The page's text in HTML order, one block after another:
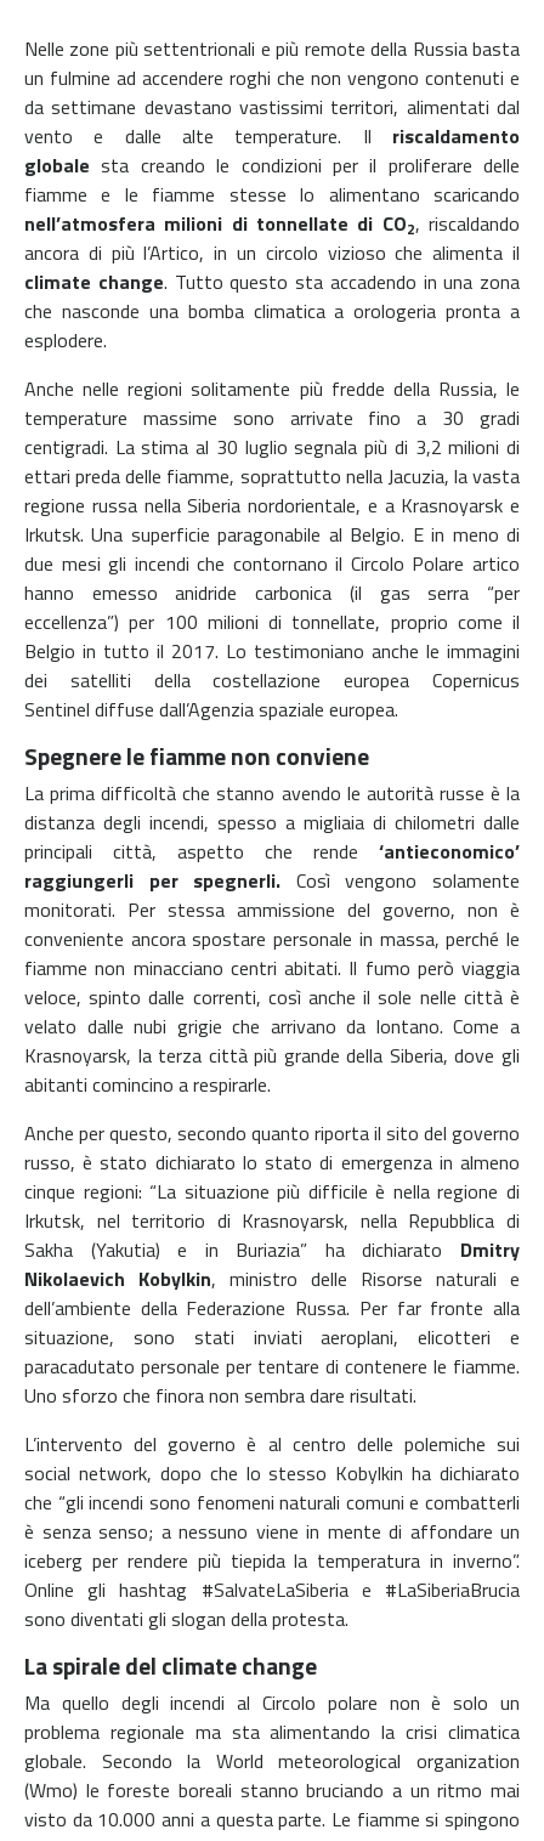
Nelle zone più settentrionali e più remote della Russia basta
un fulmine ad accendere roghi che non vengono contenuti e
da settimane devastano vastissimi territori, alimentati dal
vento e dalle alte temperature. Il riscaldamento
globale sta creando le condizioni per il proliferare delle
fiamme e le fiamme stesse lo alimentano scaricando
nell’atmosfera milioni di tonnellate di CO2, riscaldando
ancora di più l’Artico, in un circolo vizioso che alimenta il
climate change. Tutto questo sta accadendo in una zona
che nasconde una bomba climatica a orologeria pronta a
esplodere.
Anche nelle regioni solitamente più fredde della Russia, le
temperature massime sono arrivate fino a 30 gradi
centigradi. La stima al 30 luglio segnala più di 3,2 milioni di
ettari preda delle fiamme, soprattutto nella Jacuzia, la vasta
regione russa nella Siberia nordorientale, e a Krasnoyarsk e
Irkutsk. Una superficie paragonabile al Belgio. E in meno di
due mesi gli incendi che contornano il Circolo Polare artico
hanno emesso anidride carbonica (il gas serra “per
eccellenza”) per 100 milioni di tonnellate, proprio come il
Belgio in tutto il 2017. Lo testimoniano anche le immagini
dei satelliti della costellazione europea Copernicus
Sentinel diffuse dall’Agenzia spaziale europea.
Spegnere le fiamme non conviene
La prima difficoltà che stanno avendo le autorità russe è la
distanza degli incendi, spesso a migliaia di chilometri dalle
principali città, aspetto che rende ‘antieconomico’
raggiungerli per spegnerli. Così vengono solamente
monitorati. Per stessa ammissione del governo, non è
conveniente ancora spostare personale in massa, perché le
fiamme non minacciano centri abitati. Il fumo però viaggia
veloce, spinto dalle correnti, così anche il sole nelle città è
velato dalle nubi grigie che arrivano da lontano. Come a
Krasnoyarsk, la terza città più grande della Siberia, dove gli
abitanti comincino a respirarle.
Anche per questo, secondo quanto riporta il sito del governo
russo, è stato dichiarato lo stato di emergenza in almeno
cinque regioni: “La situazione più difficile è nella regione di
Irkutsk, nel territorio di Krasnoyarsk, nella Repubblica di
Sakha (Yakutia) e in Buriazia” ha dichiarato Dmitry
Nikolaevich Kobylkin, ministro delle Risorse naturali e
dell’ambiente della Federazione Russa. Per far fronte alla
situazione, sono stati inviati aeroplani, elicotteri e
paracadutato personale per tentare di contenere le fiamme.
Uno sforzo che finora non sembra dare risultati.
L’intervento del governo è al centro delle polemiche sui
social network, dopo che lo stesso Kobylkin ha dichiarato
che “gli incendi sono fenomeni naturali comuni e combatterli
è senza senso; a nessuno viene in mente di affondare un
iceberg per rendere più tiepida la temperatura in inverno”.
Online gli hashtag #SalvateLaSiberia e #LaSiberiaBrucia
sono diventati gli slogan della protesta.
La spirale del climate change
Ma quello degli incendi al Circolo polare non è solo un
problema regionale ma sta alimentando la crisi climatica
globale. Secondo la World meteorological organization
(Wmo) le foreste boreali stanno bruciando a un ritmo mai
visto da 10.000 anni a questa parte. Le fiamme si spingono